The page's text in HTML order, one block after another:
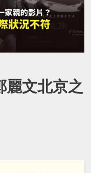
麗文北京之